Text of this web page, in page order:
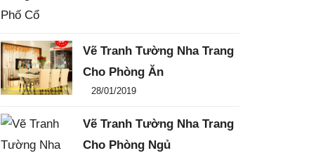
Vẽ Tranh Tường Nha Trang
Cho Phòng Ăn
Đăng ngày
28/01/2019
Vẽ Tranh Tường Nha Trang
Cho Phòng Ngủ